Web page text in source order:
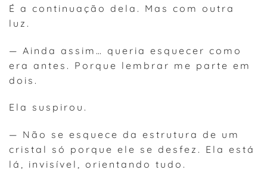
É a continuação dela. Mas com outra
luz.
— Ainda assim… queria esquecer como
era antes. Porque lembrar me parte em
dois.
Ela suspirou.
— Não se esquece da estrutura de um
cristal só porque ele se desfez. Ela está
lá, invisível, orientando tudo.